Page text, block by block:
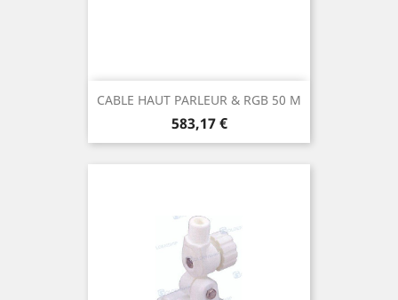
CABLE HAUT PARLEUR & RGB 50 M
Prix
583,17 €